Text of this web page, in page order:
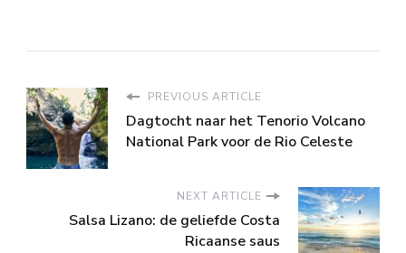
PREVIOUS ARTICLE
Dagtocht naar het Tenorio Volcano
National Park voor de Rio Celeste
NEXT ARTICLE
Salsa Lizano: de geliefde Costa
Ricaanse saus